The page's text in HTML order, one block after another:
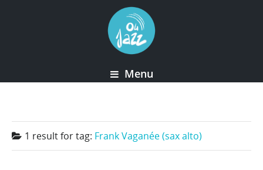
Menu
1 result fortag: Frank Vaganée (sax alto)